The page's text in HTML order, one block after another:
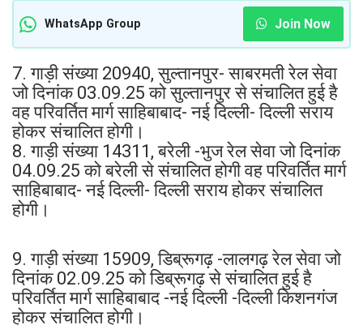
WhatsApp Group Join Now
7. गाड़ी संख्या 20940, सुल्तानपुर- साबरमती रेल सेवा
जो दिनांक 03.09.25 को सुल्तानपुर से संचालित हुई है
वह परिवर्तित मार्ग साहिबाबाद- नई दिल्ली- दिल्ली सराय
होकर संचालित होगी।
8. गाड़ी संख्या 14311, बरेली -भुज रेल सेवा जो दिनांक
04.09.25 को बरेली से संचालित होगी वह परिवर्तित मार्ग
साहिबाबाद- नई दिल्ली- दिल्ली सराय होकर संचालित
होगी।
9. गाड़ी संख्या 15909, डिब्रूगढ़ -लालगढ़ रेल सेवा जो
दिनांक 02.09.25 को डिब्रूगढ़ से संचालित हुई है
परिवर्तित मार्ग साहिबाबाद -नई दिल्ली -दिल्ली किशनगंज
होकर संचालित होगी।